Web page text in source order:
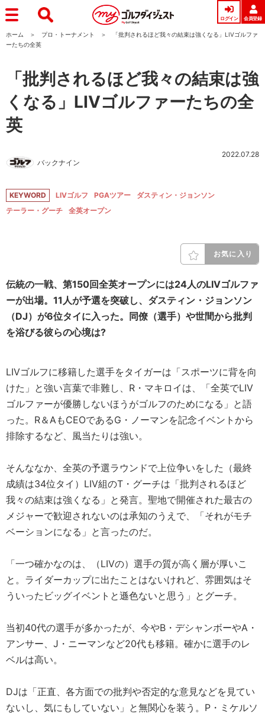
ログイン 会員登録
ホーム プロ・トーナメント
「批判されるほど我々の結束は強くなる」LIVゴルファ
ーたちの全英
「批判されるほど我々の結束は強
くなる」LIVゴルファーたちの全
英
バックナイン
2022.07.28
KEYWORD LIVゴルフ PGAツアー
ダスティン・ジョンソン
テーラー・グーチ
全英オープン
お気に入り
伝統の一戦、第150回全英オープンには24人のLIVゴルファ
ーが出場。11人が予選を突破し、ダスティン・ジョンソン
（DJ）が6位タイに入った。同僚（選手）や世間から批判
を浴びる彼らの心境は?
LIVゴルフに移籍した選手をタイガーは「スポーツに背を向
けた」と強い言葉で非難し、R・マキロイは、「全英でLIV
ゴルファーが優勝しないほうがゴルフのためになる」と語
った。R＆AもCEOであるG・ノーマンを記念イベントから
排除するなど、風当たりは強い。
そんななか、全英の予選ラウンドで上位争いをした（最終
成績は34位タイ）LIV組のT・グーチは「批判されるほど
我々の結束は強くなる」と発言。聖地で開催された最古の
メジャーで歓迎されないのは承知のうえで、「それがモチ
ベーションになる」と言ったのだ。
「一つ確かなのは、（LIVの）選手の質が高く層が厚いこ
と。ライダーカップに出たことはないけれど、雰囲気はそ
ういったビッグイベントと遜色ないと思う」とグーチ。
当初40代の選手が多かったが、今やB・デシャンボーやA・
アンサー、J・ニーマンなど20代も移籍。確かに選手のレ
ベルは高い。
DJは「正直、各方面での批判や否定的な意見などを見てい
ないし、気にもしていない」と無関心を装う。P・ミケルソ